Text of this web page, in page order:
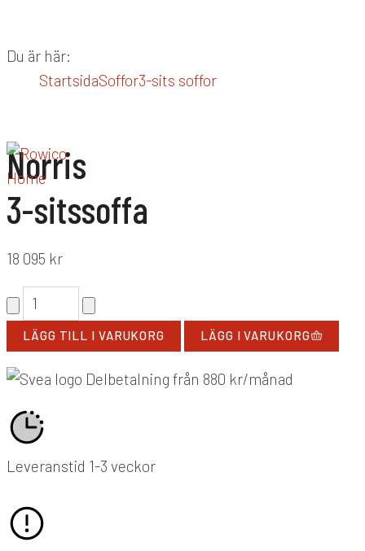
Du är här:
StartsidaSoffor3-sits soffor
Norris
3-sitssoffa
18 095 kr
LÄGG TILL I VARUKORG LÄGG I VARUKORG
Delbetalning från 880 kr/månad
Leveranstid 1-3 veckor